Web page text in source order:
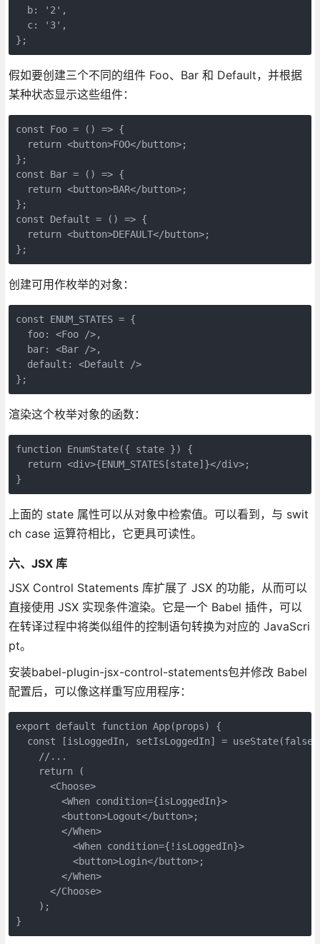
  b: '2',
  c: '3',
};
假如要创建三个不同的组件 Foo、Bar 和 Default，并根据
某种状态显示这些组件：
const Foo = () => {
  return <button>FOO</button>;
};
const Bar = () => {
  return <button>BAR</button>;
};
const Default = () => {
  return <button>DEFAULT</button>;
};
创建可用作枚举的对象：
const ENUM_STATES = {
  foo: <Foo />,
  bar: <Bar />,
  default: <Default />
};
渲染这个枚举对象的函数：
function EnumState({ state }) {
  return <div>{ENUM_STATES[state]}</div>;
}
上面的 state 属性可以从对象中检索值。可以看到，与 swit
ch case 运算符相比，它更具可读性。
六、JSX 库
JSX Control Statements 库扩展了 JSX 的功能，从而可以
直接使用 JSX 实现条件渲染。它是一个 Babel 插件，可以
在转译过程中将类似组件的控制语句转换为对应的 JavaScri
pt。
安装babel-plugin-jsx-control-statements包并修改 Babel
配置后，可以像这样重写应用程序：
export default function App(props) {
const [isLoggedIn, setIsLoggedIn] =
    //...
    return (
      <Choose>
        <When condition={isLoggedIn}>
        <button>Logout</button>;
        </When>
          <When condition={!isLoggedIn}>
          <button>Login</button>;
        </When>
      </Choose>
    );
}